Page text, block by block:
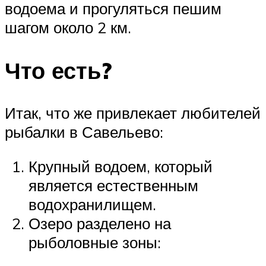
водоема и прогуляться пешим
шагом около 2 км.
Что есть?
Итак, что же привлекает любителей
рыбалки в Савельево:
Крупный водоем, который
является естественным
водохранилищем.
Озеро разделено на
рыболовные зоны: